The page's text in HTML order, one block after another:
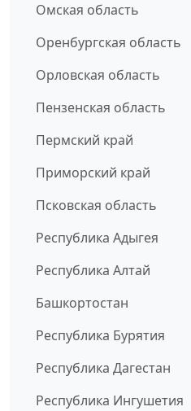
Омская область
Оренбургская область
Орловская область
Пензенская область
Пермский край
Приморский край
Псковская область
Республика Адыгея
Республика Алтай
Башкортостан
Республика Бурятия
Республика Дагестан
Республика Ингушетия